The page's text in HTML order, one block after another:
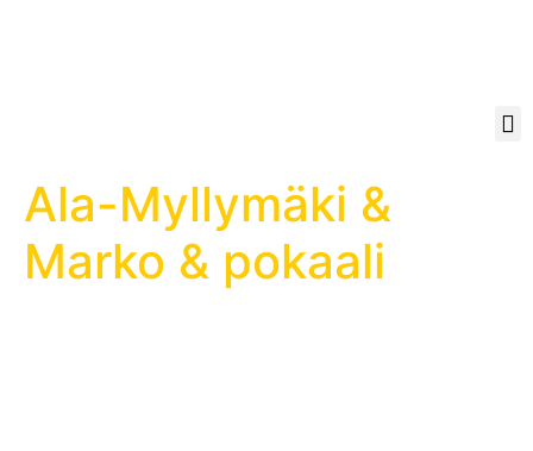
Ala-Myllymäki &
Marko & pokaali